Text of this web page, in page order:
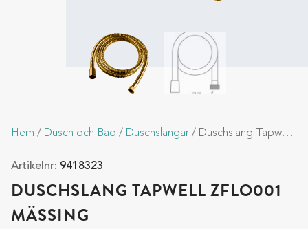
Hem / Dusch och Bad / Duschslangar / Duschslang Tapwell ZFLO001 Mässing
Artikelnr: 9418323
DUSCHSLANG TAPWELL ZFLO001
MÄSSING